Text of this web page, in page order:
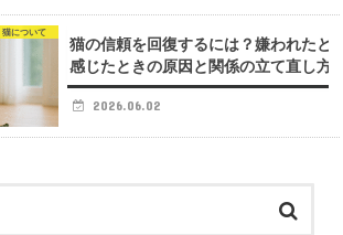
猫について
猫の信頼を回復するには？嫌われたと
感じたときの原因と関係の立て直し方
2026.06.02